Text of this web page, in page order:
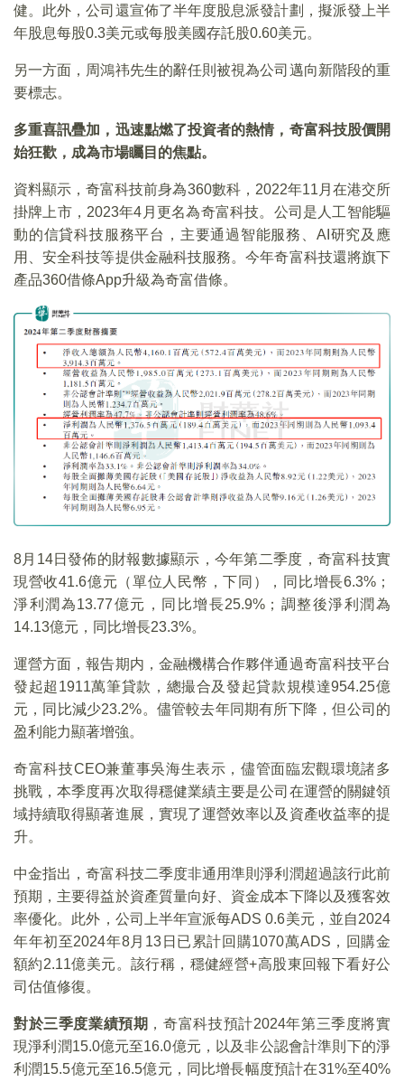
健。此外，公司還宣佈了半年度股息派發計劃，擬派發上半
年股息每股0.3美元或每股美國存託股0.60美元。
另一方面，周鴻祎先生的辭任則被視為公司邁向新階段的重
要標志。
多重喜訊疊加，迅速點燃了投資者的熱情，奇富科技股價開
始狂歡，成為市場矚目的焦點。
資料顯示，奇富科技前身為360數科，2022年11月在港交所
掛牌上市，2023年4月更名為奇富科技。公司是人工智能驅
動的信貸科技服務平台，主要通過智能服務、AI研究及應
用、安全科技等提供金融科技服務。今年奇富科技還將旗下
產品360借條App升級為奇富借條。
8月14日發佈的財報數據顯示，今年第二季度，奇富科技實
現營收41.6億元（單位人民幣，下同），同比增長6.3%；
淨利潤為13.77億元，同比增長25.9%；調整後淨利潤為
14.13億元，同比增長23.3%。
運營方面，報告期内，金融機構合作夥伴通過奇富科技平台
發起超1911萬筆貸款，總撮合及發起貸款規模達954.25億
元，同比減少23.2%。儘管較去年同期有所下降，但公司的
盈利能力顯著增強。
奇富科技CEO兼董事吳海生表示，儘管面臨宏觀環境諸多
挑戰，本季度再次取得穩健業績主要是公司在運營的關鍵領
域持續取得顯著進展，實現了運營效率以及資產收益率的提
升。
中金指出，奇富科技二季度非通用準則淨利潤超過該行此前
預期，主要得益於資產質量向好、資金成本下降以及獲客效
率優化。此外，公司上半年宣派每ADS 0.6美元，並自2024
年年初至2024年8月13日已累計回購1070萬ADS，回購金
額約2.11億美元。該行稱，穩健經營+高股東回報下看好公
司估值修復。
對於三季度業績預期 ，奇富科技預計2024年第三季度將實
現淨利潤15.0億元至16.0億元，以及非公認會計準則下的淨
利潤15.5億元至16.5億元，同比增長幅度預計在31%至40%